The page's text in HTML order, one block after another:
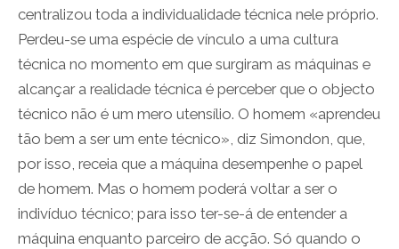
centralizou toda a individualidade técnica nele próprio.
Perdeu-se uma espécie de vínculo a uma cultura
técnica no momento em que surgiram as máquinas e
alcançar a realidade técnica é perceber que o objecto
técnico não é um mero utensílio. O homem «aprendeu
tão bem a ser um ente técnico», diz Simondon, que,
por isso, receia que a máquina desempenhe o papel
de homem. Mas o homem poderá voltar a ser o
indivíduo técnico; para isso ter-se-á de entender a
máquina enquanto parceiro de acção. Só quando o